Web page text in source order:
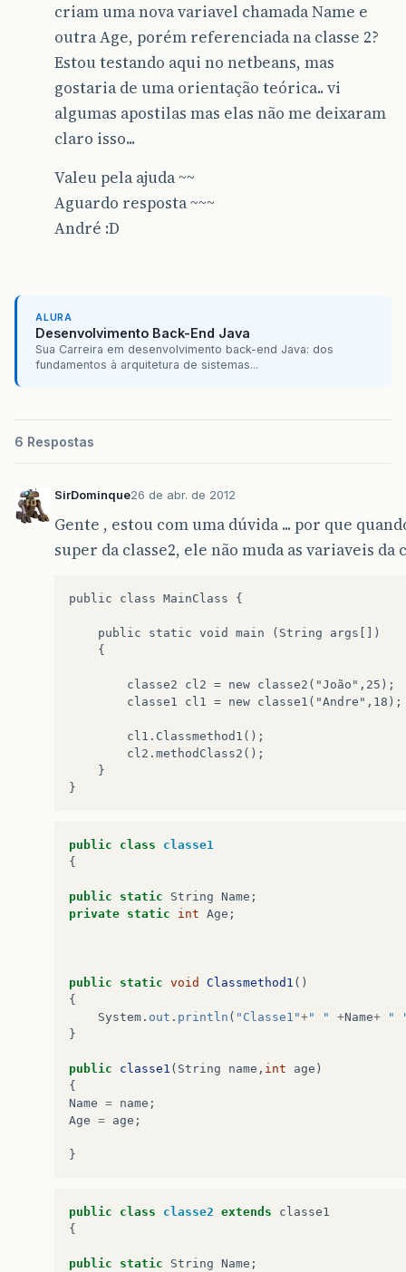
criam uma nova variavel chamada Name e
outra Age, porém referenciada na classe 2?
Estou testando aqui no netbeans, mas
gostaria de uma orientação teórica.. vi
algumas apostilas mas elas não me deixaram
claro isso...
Valeu pela ajuda ~~
Aguardo resposta ~~~
André :D
ALURA
Desenvolvimento Back-End Java
Sua Carreira em desenvolvimento back-end Java: dos
fundamentos à arquitetura de sistemas...
6 Respostas
SirDominque26 de abr. de 2012
Gente , estou com uma dúvida ... por que
super da classe2, ele não muda as variaveis da
public class MainClass {
    public static void main (String args[])
    {
        classe2 cl2 = new classe2("João",25);
        classe1 cl1 = new classe1("Andre",18);
        cl1.Classmethod1();
        cl2.methodClass2();
    }
public class
classe1
{
public static String Name ;
private static int Age ;
public static void Classmethod1 ()
{
System . out . println ( "Classe1"+" " +Name+
"
}
public classe1 ( String name , int age )
{
Name = name ;
Age = age ;
}
public class classe2 extends
classe1
{
public static String Name ;